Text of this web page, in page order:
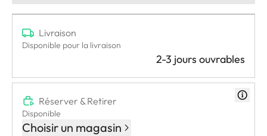
Livraison
Disponible pour la livraison
2-3 jours ouvrables
Réserver & Retirer
Disponible
Choisir un magasin